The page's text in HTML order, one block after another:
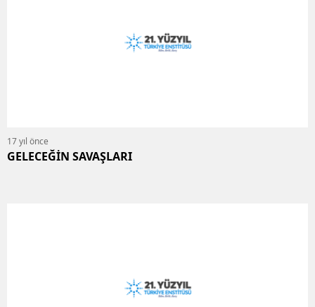
17 yıl önce
GELECEĞİN SAVAŞLARI